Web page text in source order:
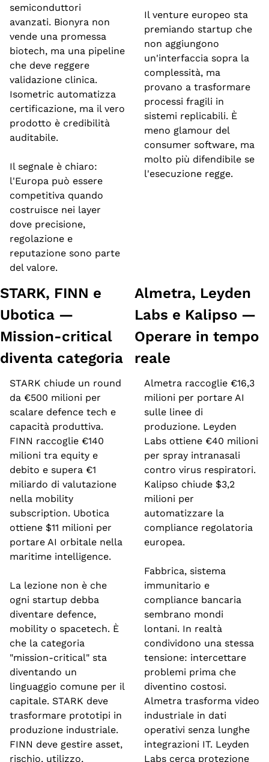
semiconduttori
avanzati. Bionyra non
vende una promessa
biotech, ma una pipeline
che deve reggere
validazione clinica.
Isometric automatizza
certificazione, ma il vero
prodotto è credibilità
auditabile.
Il segnale è chiaro:
l'Europa può essere
competitiva quando
costruisce nei layer
dove precisione,
regolazione e
reputazione sono parte
del valore.
Il venture europeo sta
premiando startup che
non aggiungono
un'interfaccia sopra la
complessità, ma
provano a trasformare
processi fragili in
sistemi replicabili. È
meno glamour del
consumer software, ma
molto più difendibile se
l'esecuzione regge.
STARK, FINN e
Ubotica —
Mission-critical
diventa categoria
STARK chiude un round
da €500 milioni per
scalare defence tech e
capacità produttiva.
FINN raccoglie €140
milioni tra equity e
debito e supera €1
miliardo di valutazione
nella mobility
subscription. Ubotica
ottiene $11 milioni per
portare AI orbitale nella
maritime intelligence.
La lezione non è che
ogni startup debba
diventare defence,
mobility o spacetech. È
che la categoria
"mission-critical" sta
diventando un
linguaggio comune per il
capitale. STARK deve
trasformare prototipi in
produzione industriale.
FINN deve gestire asset,
rischio, utilizzo,
Almetra, Leyden
Labs e Kalipso —
Operare in tempo
reale
Almetra raccoglie €16,3
milioni per portare AI
sulle linee di
produzione. Leyden
Labs ottiene €40 milioni
per spray intranasali
contro virus respiratori.
Kalipso chiude $3,2
milioni per
automatizzare la
compliance regolatoria
europea.
Fabbrica, sistema
immunitario e
compliance bancaria
sembrano mondi
lontani. In realtà
condividono una stessa
tensione: intercettare
problemi prima che
diventino costosi.
Almetra trasforma video
industriale in dati
operativi senza lunghe
integrazioni IT. Leyden
Labs cerca protezione